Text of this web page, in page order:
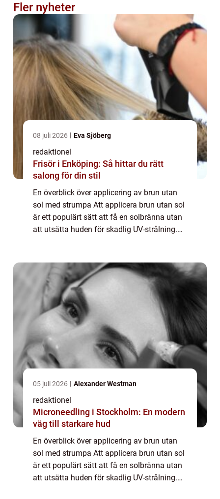
Fler nyheter
08 juli 2026 Eva Sjöberg
redaktionel
Frisör i Enköping: Så hittar du rätt
salong för din stil
En överblick över applicering av brun utan
sol med strumpa Att applicera brun utan sol
är ett populärt sätt att få en solbränna utan
att utsätta huden för skadlig UV-strålning.
05 juli 2026 Alexander Westman
redaktionel
Microneedling i Stockholm: En modern
väg till starkare hud
En överblick över applicering av brun utan
sol med strumpa Att applicera brun utan sol
är ett populärt sätt att få en solbränna utan
att utsätta huden för skadlig UV-strålning.